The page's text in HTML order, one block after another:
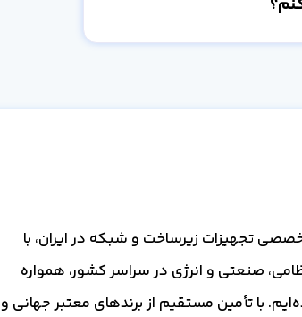
تجهیزات زیرساخت و شبکه در ایران، با
صنعتی و انرژی در سراسر کشور، همواره
با تأمین مستقیم از برندهای معتبر جهانی و